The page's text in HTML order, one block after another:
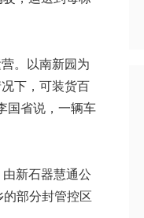
。以南新园为
下，可装货百
国省说，一辆车
新石器慧通公
部分封管控区